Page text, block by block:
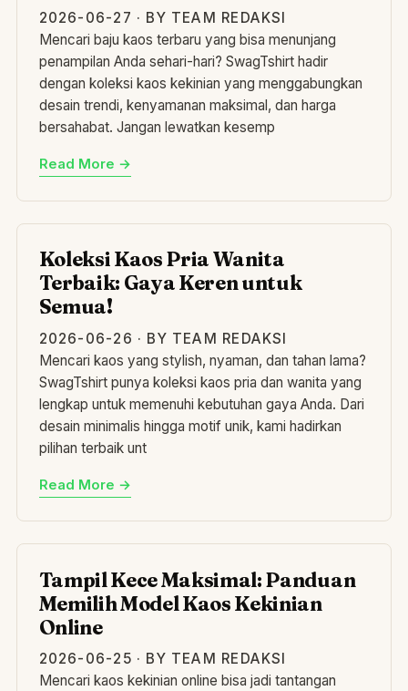
2026-06-27 · BY TEAM REDAKSI
Mencari baju kaos terbaru yang bisa menunjang
penampilan Anda sehari-hari? SwagTshirt hadir
dengan koleksi kaos kekinian yang menggabungkan
desain trendi, kenyamanan maksimal, dan harga
bersahabat. Jangan lewatkan kesemp
Read More →
KO
Koleksi Kaos Pria Wanita
Terbaik: Gaya Keren untuk
Semua!
2026-06-26 · BY TEAM REDAKSI
Mencari kaos yang stylish, nyaman, dan tahan lama?
SwagTshirt punya koleksi kaos pria dan wanita yang
lengkap untuk memenuhi kebutuhan gaya Anda. Dari
desain minimalis hingga motif unik, kami hadirkan
pilihan terbaik unt
Read More →
TA
Tampil Kece Maksimal: Panduan
Memilih Model Kaos Kekinian
Online
2026-06-25 · BY TEAM REDAKSI
Mencari kaos kekinian online bisa jadi tantangan